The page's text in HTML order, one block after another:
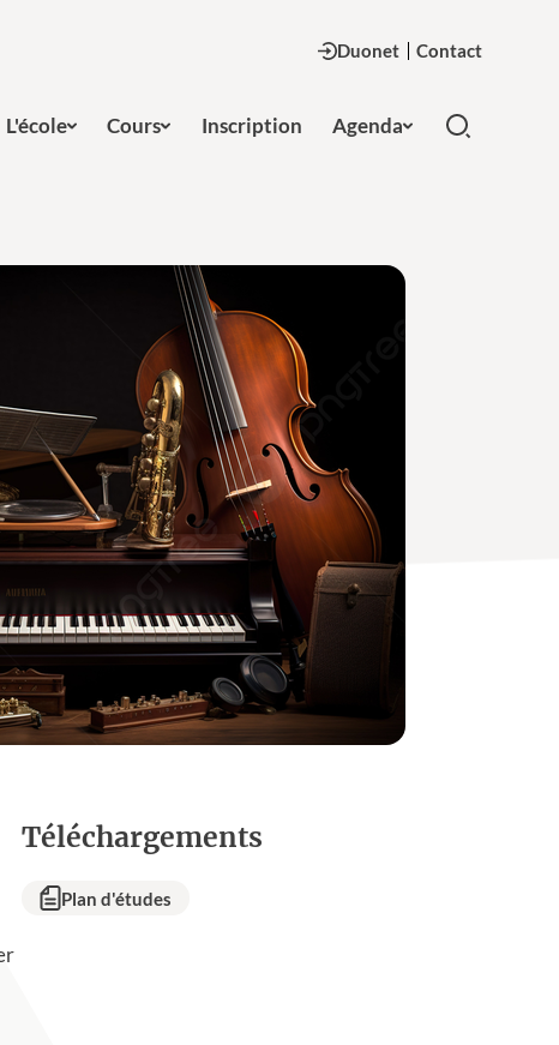
Duonet Contact
L'école Cours Inscription Agenda
Téléchargements
Plan d'études